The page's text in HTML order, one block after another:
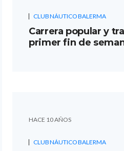
CLUB NÁUTICO BALERMA
Carrera popular y
primer fin de
HACE 10 AÑOS
CLUB NÁUTICO BALERMA